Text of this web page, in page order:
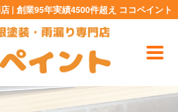
| 創業95年実績4500件超え ココペイント